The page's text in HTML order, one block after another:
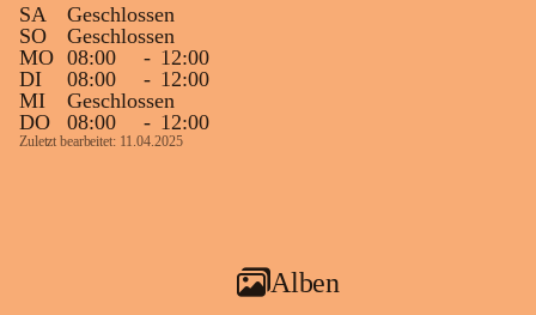
SA
Geschlossen
SO
Geschlossen
MO 08:00 - 12:00
DI
08:00 - 12:00
MI
Geschlossen
DO
08:00 - 12:00
Zuletzt bearbeitet: 11.04.2025
Alben